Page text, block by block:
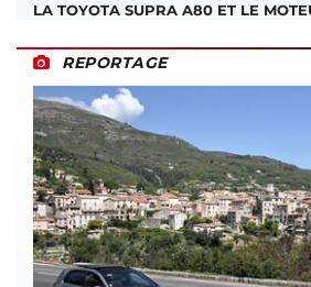
LA TOYOTA SUPRA A80 ET LE
REPORTAGE